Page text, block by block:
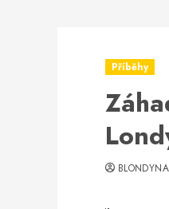
Příběhy
BLONDYNA